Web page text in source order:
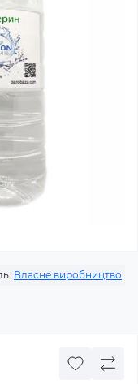
Власне виробництво